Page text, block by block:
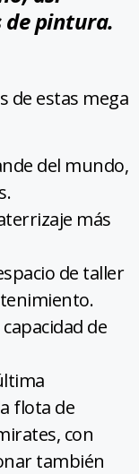
de pintura.
de estas mega
del mundo,
más
de taller
de
flota de
con
también